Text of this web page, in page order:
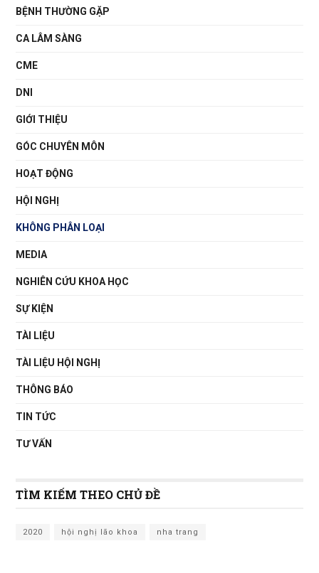
BỆNH THƯỜNG GẶP
CA LÂM SÀNG
CME
DNI
GIỚI THIỆU
GÓC CHUYÊN MÔN
HOẠT ĐỘNG
HỘI NGHỊ
KHÔNG PHÂN LOẠI
MEDIA
NGHIÊN CỨU KHOA HỌC
SỰ KIỆN
TÀI LIỆU
TÀI LIỆU HỘI NGHỊ
THÔNG BÁO
TIN TỨC
TƯ VẤN
TÌM KIẾM THEO CHỦ ĐỀ
2020 hội nghị lão khoa nha trang